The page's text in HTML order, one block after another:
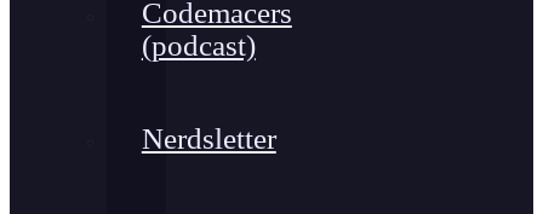
Codemacers
(podcast)
Nerdsletter